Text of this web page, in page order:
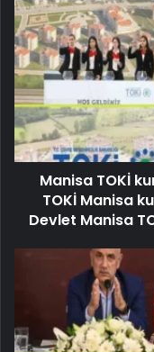
Manisa TOKİ
TOKİ Manisa
Devlet Manisa